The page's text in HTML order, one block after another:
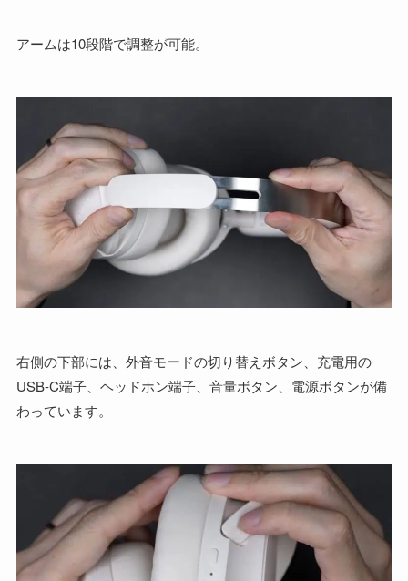
アームは10段階で調整が可能。
右側の下部には、外音モードの切り替えボタン、充電用の
USB-C端子、ヘッドホン端子、音量ボタン、電源ボタンが備
わっています。